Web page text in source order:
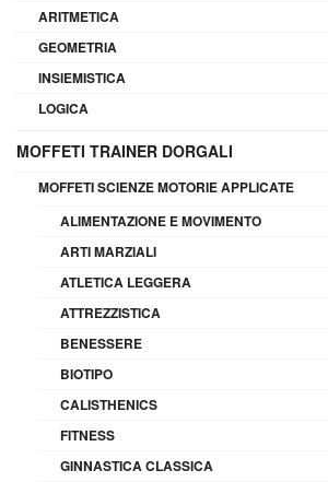
ARITMETICA
GEOMETRIA
INSIEMISTICA
LOGICA
MOFFETI TRAINER DORGALI
MOFFETI SCIENZE MOTORIE APPLICATE
ALIMENTAZIONE E MOVIMENTO
ARTI MARZIALI
ATLETICA LEGGERA
ATTREZZISTICA
BENESSERE
BIOTIPO
CALISTHENICS
FITNESS
GINNASTICA CLASSICA